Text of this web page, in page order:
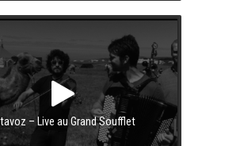
– Live au Grand Soufflet